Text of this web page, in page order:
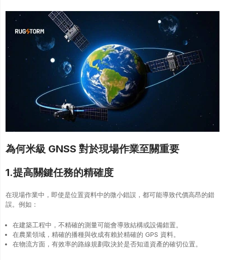
為何米級 GNSS 對於現場作業至關重要
1.提高關鍵任務的精確度
在現場作業中，即使是位置資料中的微小錯誤，都可能導致代價高昂的錯
誤。例如：
在建築工程中，不精確的測量可能會導致結構或設備錯置。
在農業領域，精確的播種與收成有賴於精確的 GPS 資料。
在物流方面，有效率的路線規劃取決於是否知道資產的確切位置。